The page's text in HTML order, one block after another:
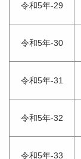
令和5年-29
令和5年-30
令和5年-31
令和5年-32
令和5年-33